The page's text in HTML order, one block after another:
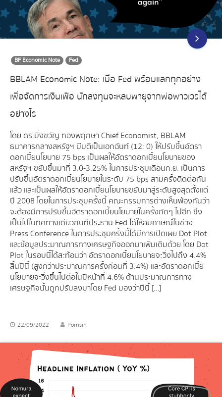
BF Economic Note Fed
BBLAM Economic Note: เมื่อ Fed พร้อมแลกทุกอย่าง
เพื่อจัดการเงินเฟ้อ นักลงทุนจะหลบพายุจากพ่อพาวเวรได้
อย่างไร
โดย ดร.มิ่งขวัญ ทองพฤกษา Chief Economist, BBLAM
ธนาคารกลางสหรัฐฯ มีมติเป็นเอกฉันท์ (12: 0) ให้ปรับขึ้นอัตรา
ดอกเบี้ยนโยบาย 75 bps เป็นผลให้อัตราดอกเบี้ยนโยบายของ
สหรัฐฯ ขยับขึ้นมาที่ 3.0-3.25% ในการประชุมเดือนก.ย. เป็นการ
ปรับขึ้นอัตราดอกเบี้ยนโยบายในระดับ 75 bps สามครั้งติดต่อกัน
แล้ว และเป็นผลให้อัตราดอกเบี้ยนโยบายขยับมาสู่ระดับสูงสุดตั้งแต่
ปี 2008 โดยในการประชุมครั้งนี้ คณะกรรมการต่างเห็นพ้องกันว่า
จะต้องมีการปรับขึ้นอัตราดอกเบี้ยนโยบายในครั้งถัดๆ ไปอีก ซึ่ง
เป็นไปในทิศทางเดียวกับที่ประธาน Fed ได้ให้สัมภาษณ์ในช่วง
Press Conference ในการประชุมครั้งนี้ได้มีการเปิดเผย Dot Plot
และข้อมูลประมาณการทางเศรษฐกิจออกมาเพิ่มเติมด้วย โดย Dot
Plot ในรอบนี้ได้สะท้อนว่า อัตราดอกเบี้ยนโยบายจะวิ่งไปถึง 4.4%
สิ้นปีนี้ (สูงกว่าประมาณการครั้งก่อนที่ 3.4%) และอัตราดอกเบี้ย
นโยบายจะวิ่งขึ้นไปต่อในปีหน้าที่ 4.6% ด้านประมาณการทาง
เศรษฐกิจนั้นถูกปรับลงมาโดย Fed มองว่าปีนี้ […]
22/09/2022 Pornsin